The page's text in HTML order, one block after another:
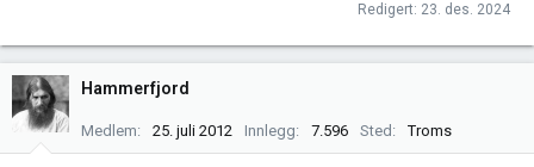
Redigert: 23. des. 2024
Hammerfjord
Medlem 25. juli 2012 Innlegg 7.596 Sted Troms